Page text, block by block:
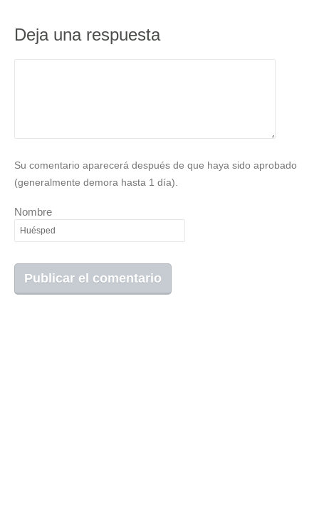
Deja una respuesta
Su comentario aparecerá después de que haya sido aprobado
(generalmente demora hasta 1 día).
Nombre